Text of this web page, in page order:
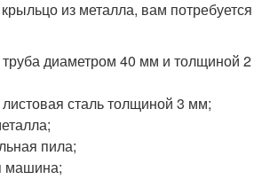
из металла, вам потребуется
диаметром 40 мм и толщиной 2
сталь толщиной 3 мм;
пила;
машина;